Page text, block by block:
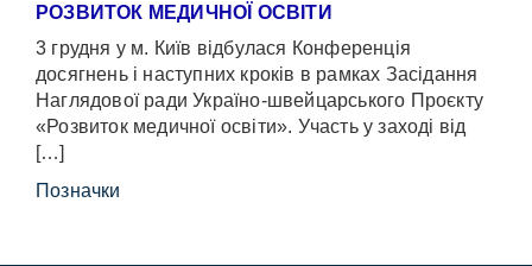
РОЗВИТОК МЕДИЧНОЇ ОСВІТИ
3 грудня у м. Київ відбулася Конференція
досягнень і наступних кроків в рамках Засідання
Наглядової ради Україно-швейцарського Проєкту
«Розвиток медичної освіти». Участь у заході від
[…]
Позначки